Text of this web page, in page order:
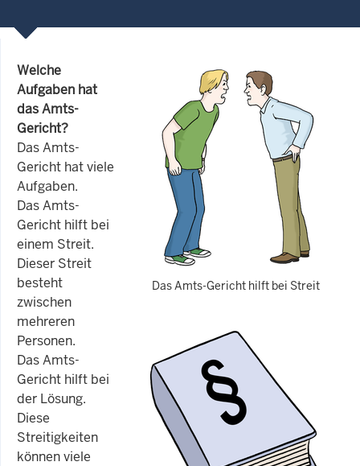
Das Amts-Gericht hilft bei Streit
Welche
Aufgaben hat
das Amts-
Gericht?
Das Amts-
Gericht hat viele
Aufgaben.
Das Amts-
Gericht hilft bei
einem Streit.
Dieser Streit
besteht
zwischen
mehreren
Personen.
Das Amts-
Gericht hilft bei
der Lösung.
Diese
Streitigkeiten
können viele